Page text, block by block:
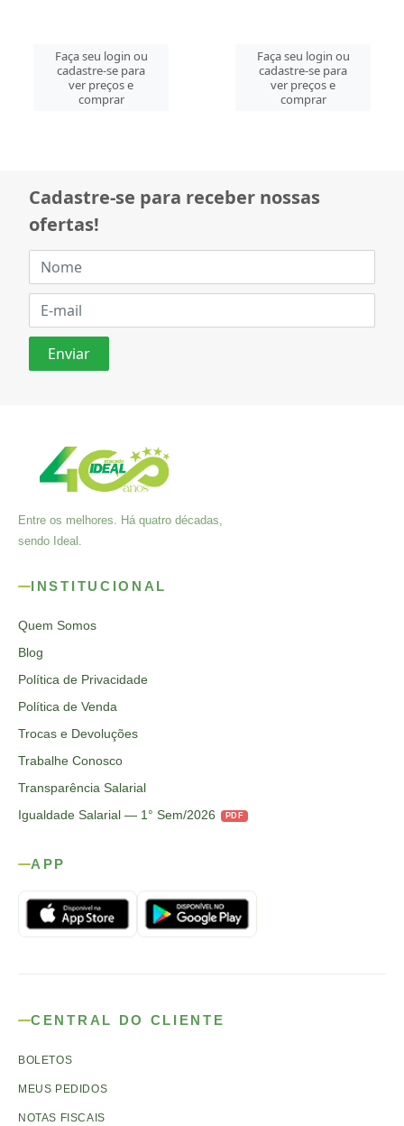
Faça seu login ou
cadastre-se para
ver preços e
comprar
Faça seu login ou
cadastre-se para
ver preços e
comprar
Cadastre-se para receber nossas
ofertas!
Entre os melhores. Há quatro décadas,
sendo Ideal.
INSTITUCIONAL
Quem Somos
Blog
Política de Privacidade
Política de Venda
Trocas e Devoluções
Trabalhe Conosco
Transparência Salarial
Igualdade Salarial — 1° Sem/2026
PDF
APP
CENTRAL DO CLIENTE
BOLETOS
MEUS PEDIDOS
NOTAS FISCAIS